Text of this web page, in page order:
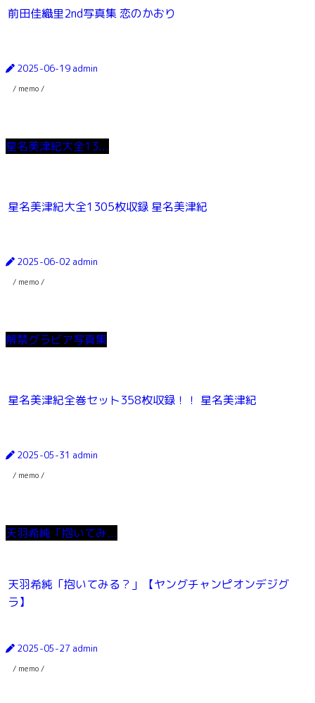
前田佳織里2nd写真集 恋のかおり
2025-06-19 admin
/ memo /
星名美津紀大全13...
星名美津紀大全1305枚収録 星名美津紀
2025-06-02 admin
/ memo /
解禁グラビア写真集
星名美津紀全巻セット358枚収録！！ 星名美津紀
2025-05-31 admin
/ memo /
天羽希純「抱いてみ...
天羽希純「抱いてみる？」【ヤングチャンピオンデジグ
ラ】
2025-05-27 admin
/ memo /